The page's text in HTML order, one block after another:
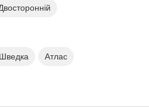
Шведка Атлас